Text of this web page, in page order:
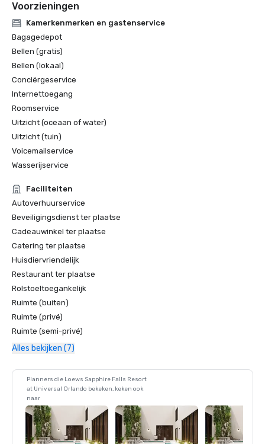
Voorzieningen
Kamerkenmerken en gastenservice
Bagagedepot
Bellen (gratis)
Bellen (lokaal)
Conciërgeservice
Internettoegang
Roomservice
Uitzicht (oceaan of water)
Uitzicht (tuin)
Voicemailservice
Wasserijservice
Faciliteiten
Autoverhuurservice
Beveiligingsdienst ter plaatse
Cadeauwinkel ter plaatse
Catering ter plaatse
Huisdiervriendelijk
Restaurant ter plaatse
Rolstoeltoegankelijk
Ruimte (buiten)
Ruimte (privé)
Ruimte (semi-privé)
Alles bekijken (7)
Planners die Loews Sapphire Falls Resort
at Universal Orlando bekeken, keken ook
naar